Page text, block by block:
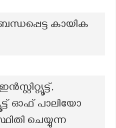
കായിക
ഓഫ് പാലിയോ
ചെയ്യുന്ന